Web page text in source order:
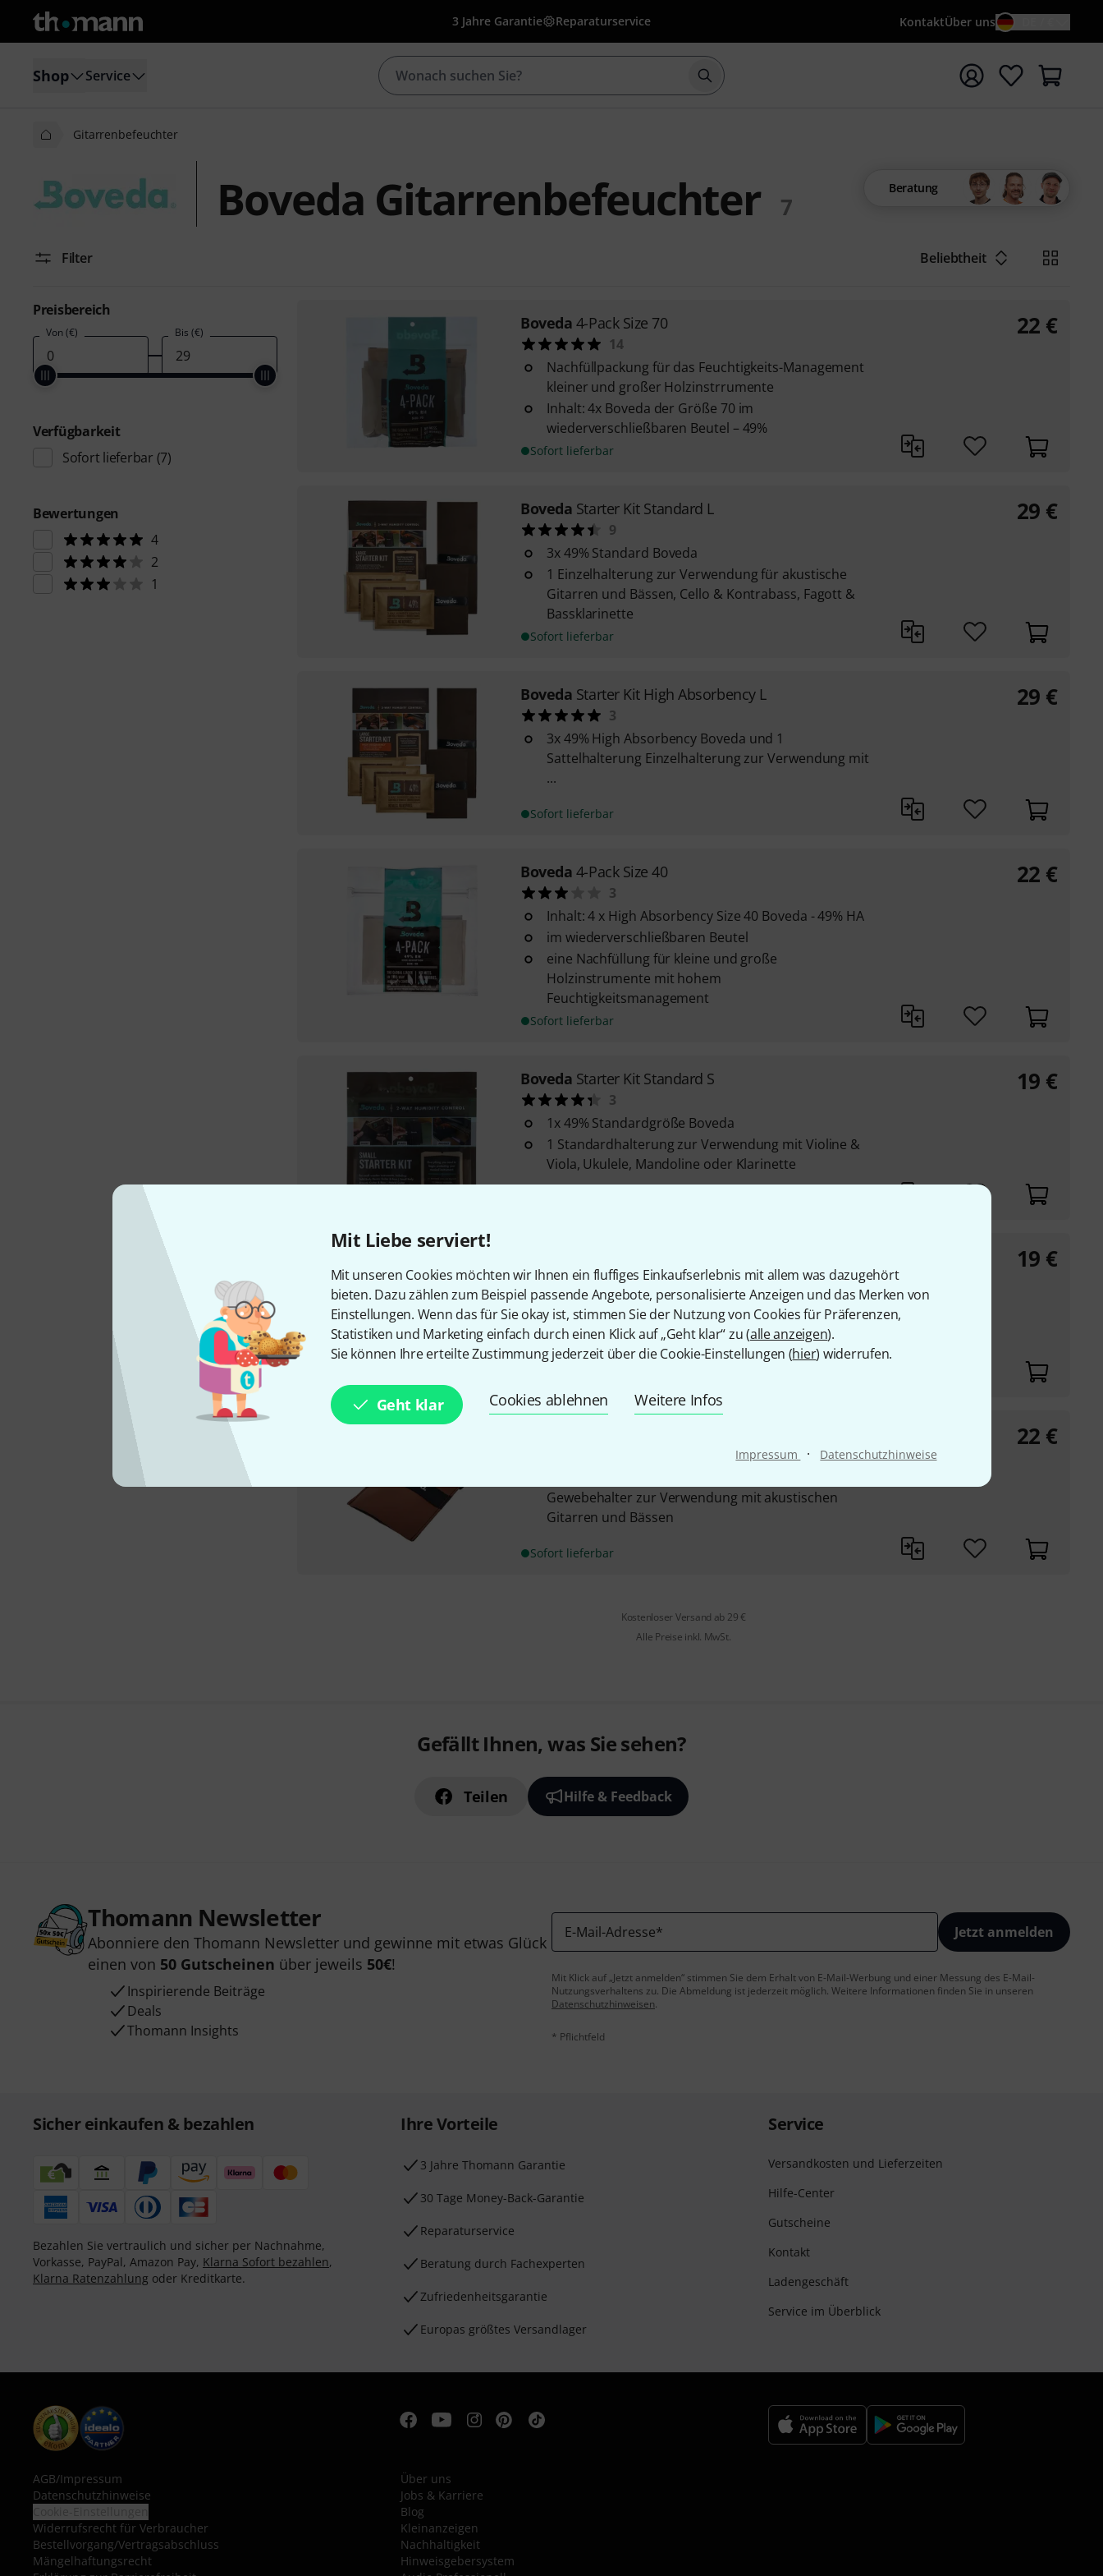
Mit Liebe serviert!
Mit unseren Cookies möchten wir Ihnen ein fluffiges Einkaufserlebnis mit allem was dazugehört
bieten. Dazu zählen zum Beispiel passende Angebote, personalisierte Anzeigen und das Merken von
Einstellungen. Wenn das für Sie okay ist, stimmen Sie der Nutzung von Cookies für Präferenzen,
Statistiken und Marketing einfach durch einen Klick auf „Geht klar“ zu (alle anzeigen).
Sie können Ihre erteilte Zustimmung jederzeit über die Cookie-Einstellungen (hier) widerrufen.
Geht klar Cookies ablehnen Weitere Infos
Impressum · Datenschutzhinweise
3 Jahre Garantie Reparaturservice KontaktÜber uns
Shop Service Suche mit Suchwort {searchTerm} starten
Gitarrenbefeuchter
Boveda Gitarrenbefeuchter 7
Beratung
Filter Beliebtheit
Preisbereich
Von (€) Bis (€)
Verfügbarkeit
Sofort lieferbar (7)
Bewertungen
4
2
1
Boveda 4-Pack Size 70
14
Nachfüllpackung für das Feuchtigkeits-Management
kleiner und großer Holzinstrrumente
Inhalt: 4x Boveda der Größe 70 im
wiederverschließbaren Beutel – 49%
Sofort lieferbar
22 €
Boveda Starter Kit Standard L
9
3x 49% Standard Boveda
1 Einzelhalterung zur Verwendung für akustische
Gitarren und Bässen, Cello & Kontrabass, Fagott &
Bassklarinette
Sofort lieferbar
29 €
Boveda Starter Kit High Absorbency L
3
3x 49% High Absorbency Boveda und 1
Sattelhalterung Einzelhalterung zur Verwendung mit
...
Sofort lieferbar
29 €
Boveda 4-Pack Size 40
3
Inhalt: 4 x High Absorbency Size 40 Boveda - 49% HA
im wiederverschließbaren Beutel
eine Nachfüllung für kleine und große
Holzinstrumente mit hohem
Feuchtigkeitsmanagement
Sofort lieferbar
22 €
Boveda Starter Kit Standard S
3
1x 49% Standardgröße Boveda
1 Standardhalterung zur Verwendung mit Violine &
Viola, Ukulele, Mandoline oder Klarinette
19 €
1
1x 49% hochsaugfähiges Boveda und 1 Klarinetten
Standardhalterung zur Verwendung mit Violine ...
19 €
Gewebehalter zur Verwendung mit akustischen
Gitarren und Bässen
Sofort lieferbar
22 €
Kostenloser Versand ab 29 €
Alle Preise inkl. MwSt.
Gefällt Ihnen, was Sie sehen?
Teilen Hilfe & Feedback
Thomann Newsletter
Abonniere den Thomann Newsletter und gewinne mit etwas Glück
einen von 50 Gutscheinen über jeweils 50€!
Inspirierende Beiträge
Deals
Thomann Insights
E-Mail-Adresse* Jetzt anmelden
Mit Klick auf „Jetzt anmelden“ stimmen Sie dem Erhalt von E-Mail-Werbung und einer Messung des E-Mail-
Nutzungsverhaltens zu. Die Abmeldung ist jederzeit möglich. Weitere Informationen finden Sie in unseren
Datenschutzhinweisen.
* Pflichtfeld
Sicher einkaufen & bezahlen
Bezahlen Sie vertraulich und sicher per Nachnahme,
Vorkasse, PayPal, Amazon Pay, Klarna Sofort bezahlen,
Klarna Ratenzahlung oder Kreditkarte.
Ihre Vorteile
3 Jahre Thomann Garantie
30 Tage Money-Back-Garantie
Reparaturservice
Beratung durch Fachexperten
Zufriedenheitsgarantie
Europas größtes Versandlager
Service
Versandkosten und Lieferzeiten
Hilfe-Center
Gutscheine
Kontakt
Ladengeschäft
Service im Überblick
AGB/Impressum
Datenschutzhinweise
Widerrufsrecht für Verbraucher
Bestellvorgang/Vertragsabschluss
Mängelhaftungsrecht
Über uns
Jobs & Karriere
Blog
Kleinanzeigen
Nachhaltigkeit
Hinweisgebersystem